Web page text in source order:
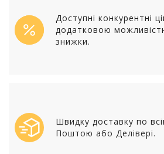
Доступні конкурентні
додатковою
знижки.
Швидку доставку по
Поштою або Делівері.